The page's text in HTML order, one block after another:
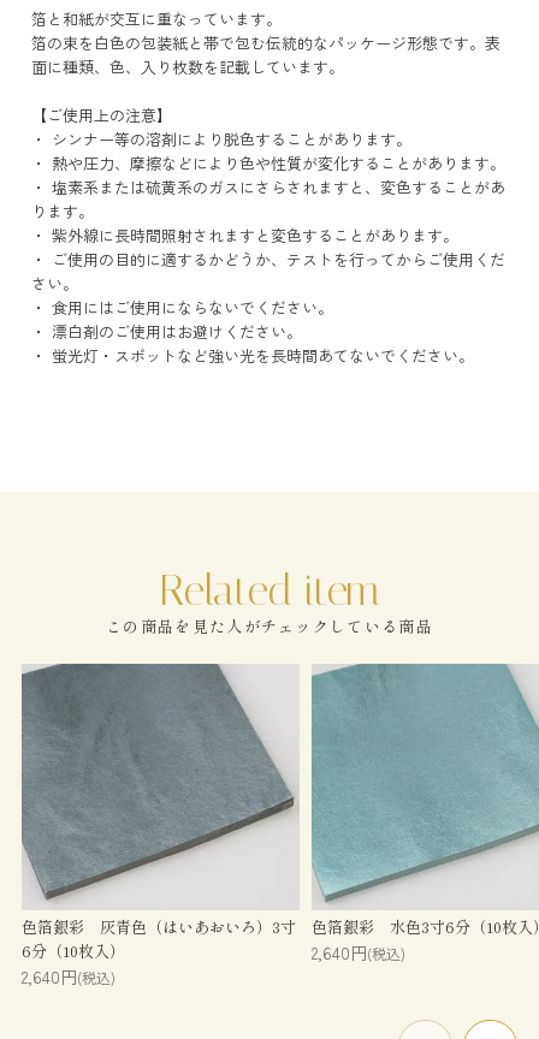
箔と和紙が交互に重なっています。
箔の束を白色の包装紙と帯で包む伝統的なパッケージ形態です。表
面に種類、色、入り枚数を記載しています。
【ご使用上の注意】
・ シンナー等の溶剤により脱色することがあります。
・ 熱や圧力、摩擦などにより色や性質が変化することがあります。
・ 塩素系または硫黄系のガスにさらされますと、変色することがあ
ります。
・ 紫外線に長時間照射されますと変色することがあります。
・ ご使用の目的に適するかどうか、テストを行ってからご使用くだ
さい。
・ 食用にはご使用にならないでください。
・ 漂白剤のご使用はお避けください。
・ 蛍光灯・スポットなど強い光を長時間あてないでください。
この商品を見た人がチェックしている商品
色箔銀彩 灰青色（はいあおいろ）3寸
6分（10枚入）
2,640円(税込)
色箔銀彩 水色3寸6分（10枚入
2,640円(税込)